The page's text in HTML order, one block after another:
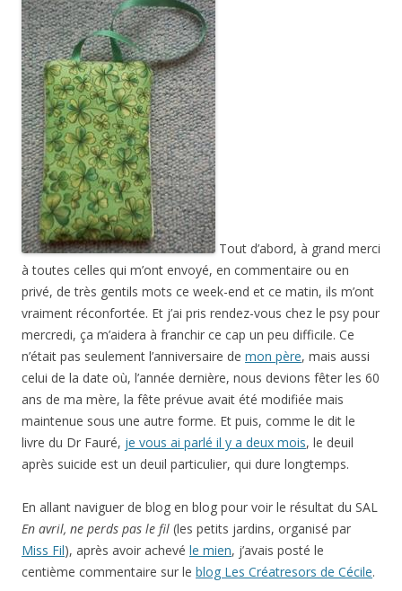
Tout d’abord, à grand merci
à toutes celles qui m’ont envoyé, en commentaire ou en
privé, de très gentils mots ce week-end et ce matin, ils m’ont
vraiment réconfortée. Et j’ai pris rendez-vous chez le psy pour
mercredi, ça m’aidera à franchir ce cap un peu difficile. Ce
n’était pas seulement l’anniversaire de mon père, mais aussi
celui de la date où, l’année dernière, nous devions fêter les 60
ans de ma mère, la fête prévue avait été modifiée mais
maintenue sous une autre forme. Et puis, comme le dit le
livre du Dr Fauré, je vous ai parlé il y a deux mois, le deuil
après suicide est un deuil particulier, qui dure longtemps.
En allant naviguer de blog en blog pour voir le résultat du SAL
En avril, ne perds pas le fil (les petits jardins, organisé par
Miss Fil), après avoir achevé le mien, j’avais posté le
centième commentaire sur le blog Les Créatresors de Cécile.